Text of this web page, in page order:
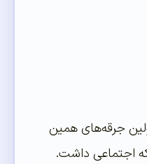
سال پیش، به چین. اون موقع اولین جرقه‌های همین
اجتماعی داشت.